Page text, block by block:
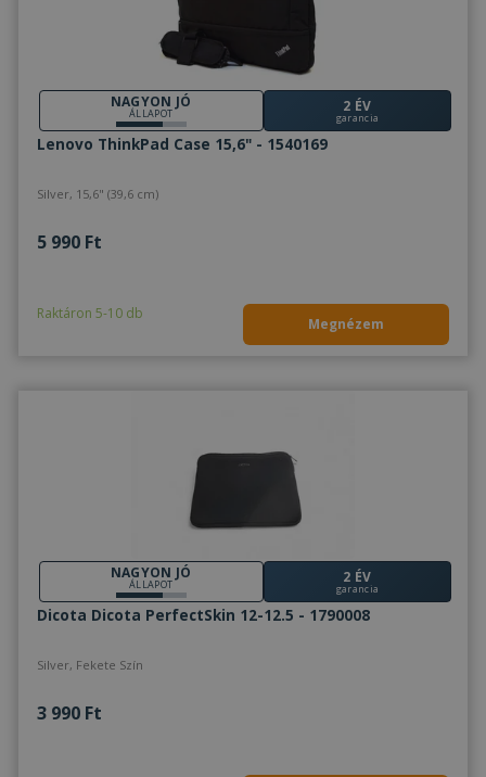
NAGYON JÓ
ÁLLAPOT 2 ÉV
garancia
Lenovo ThinkPad Case 15,6" - 1540169
Silver, 15,6" (39,6 cm)
5 990 Ft
Raktáron 5-10 db
Megnézem
NAGYON JÓ
ÁLLAPOT 2 ÉV
garancia
Dicota Dicota PerfectSkin 12-12.5 - 1790008
Silver, Fekete Szín
3 990 Ft